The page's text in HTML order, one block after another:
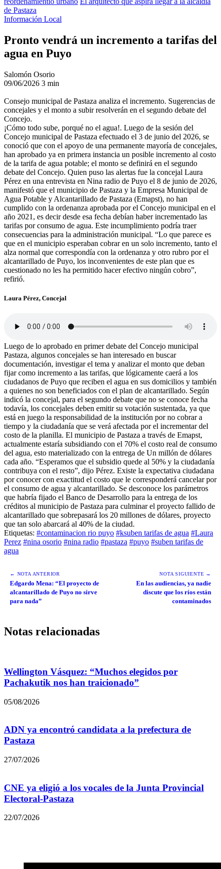
de Pastaza
Información Local
Pronto vendrá un incremento a tarifas del
agua en Puyo
Salomón Osorio
09/06/2026 3 min
Consejo municipal de Pastaza analiza el incremento. Sugerencias de
concejales y el monto a subir resolverán en el segundo debate del
Concejo.
¡Cómo todo sube, porqué no el agua!. Luego de la sesión del
Concejo municipal de Pastaza efectuado el 3 de junio del 2026, se
conoció que con el apoyo de una permanente mayoría de concejales,
han aprobado ya en primera instancia un posible incremento al costo
de la tarifa de agua potable; el monto se definirá en el segundo
debate del Concejo. Quien puso las alertas fue la concejal Laura
Pérez en una entrevista en Nina radio de Puyo el 8 de junio de 2026,
manifestó que el municipio de Pastaza y la Empresa Municipal de
Agua Potable y Alcantarillado de Pastaza (Emapst), no han
cumplido con la ordenanza aprobada por el Concejo municipal en el
año 2021, es decir desde esa fecha debían haber incrementado las
tarifas por consumo de agua. Este incumplimiento podría traer
consecuencias para la administración municipal. “Lo que parece es
que en el municipio esperaban cobrar en un solo incremento, tanto el
alza normal que correspondía con la ordenanza y otro rubro por el
alcantarillado de Puyo, los inconvenientes de este plan que es
cuestionado no les ha permitido hacer efectivo ningún cobro”,
refirió.
Laura Pérez, Concejal
Luego de lo aprobado en primer debate del Concejo municipal
Pastaza, algunos concejales se han interesado en buscar
documentación, investigar el tema y analizar el monto que deban
fijar como incremento a las tarifas, que lógicamente caerá a los
ciudadanos de Puyo que reciben el agua en sus domicilios y también
a quienes no son beneficiados con el plan de alcantarillado. Según
indicó la concejal, para el segundo debate que no se conoce fecha
todavía, los concejales deben emitir su votación sustentada, ya que
está en juego la responsabilidad de la institución por no cobrar a
tiempo y la ciudadanía que se verá afectada por el incrementar del
costo de la planilla. El municipio de Pastaza a través de Emapst,
actualmente estaría subsidiando con el 70% el costo real de consumo
del agua, esto materializado con la entrega de Un millón de dólares
cada año. “Esperamos que el subsidio quede al 50% y la ciudadanía
contribuya con el resto”, dijo Pérez. Existe la expectativa ciudadana
por conocer con exactitud el costo que le corresponderá cancelar por
el consumo de agua y alcantarillado. Se desconoce los parámetros
que habría fijado el Banco de Desarrollo para la entrega de los
créditos al municipio de Pastaza para culminar el proyecto fallido de
alcantarillado que sobrepasará los 20 millones de dólares, proyecto
que tan solo abarcará al 40% de la ciudad.
Etiquetas: #contaminacion rio puyo #ksuben tarifas de agua #Laura
Perez #nina osorio #nina radio #pastaza #puyo #suben tarifas de
agua
← NOTA ANTERIOR
Edgardo Mena: “El proyecto de
alcantarillado de Puyo no sirve
para nada”
NOTA SIGUIENTE →
En las audiencias, ya nadie
discute que los ríos están
contaminados
Notas relacionadas
Wellington Vásquez: “Muchos elegidos por
Pachakutik nos han traicionado”
05/08/2026
ADN ya encontró candidata a la prefectura de
Pastaza
27/07/2026
CNE ya eligió a los vocales de la Junta Provincial
Electoral-Pastaza
22/07/2026